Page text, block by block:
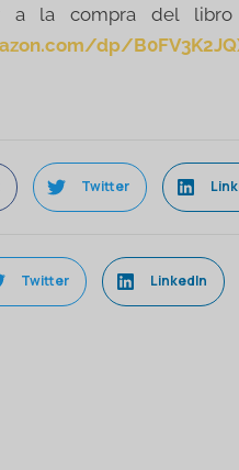
a la compra del
dp/
Twitter
Twitter LinkedIn